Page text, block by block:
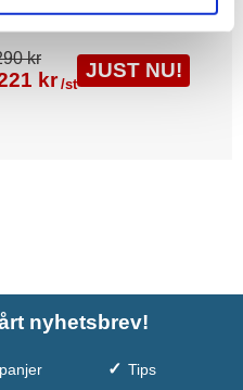
kr
kr /st
JUST NU!
nyhetsbrev!
Tips